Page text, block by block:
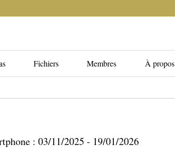
Fichiers Membres À propos
: 03/11/2025 - 19/01/2026